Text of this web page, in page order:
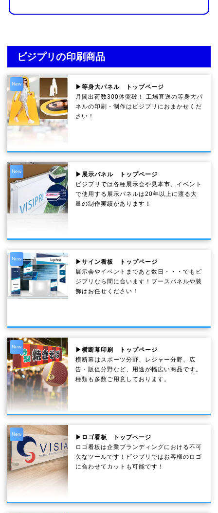
ビジプリの印刷商品
New
▶等身大パネル トップページ
月間出荷数300体突破！ 工場直送の等身大パ
ネルの印刷・制作は ビジプリ におまかせくだ
さい！
New
▶展示パネル トップページ
ビジプリでは各種展示会や見本市、イベント
で使用する展示パネルは20年以上に渡る大
量の制作実績があります！
New
▶サイン看板 トップページ
展示会やイベントまであと数日・・・でもビ
ジプリなら間に合います！ブースパネルや装
飾はお任せください！
New
▶横断幕印刷 トップページ
横断幕はスポーツ分野、レジャー分野、広
告・販促分野など、用途が幅広い商品です。
種類も多数ご用意しております。
New
▶ロゴ看板 トップページ
ロゴ看板は企業ブランディングにおける不可
欠なツールです！ビジプリではお客様のロゴ
に合わせてカットも可能です！